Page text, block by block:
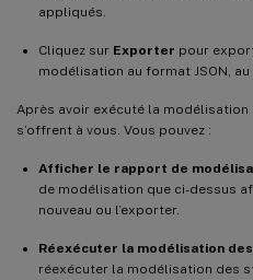
appliqués.
Cliquez sur Exporter pour
modélisation au format JSON,
Après avoir exécuté la
s’offrent à vous. Vous pouvez :
Afficher le rapport de
de modélisation que ci-dessus
nouveau ou l’exporter.
Réexécuter la modélisation
réexécuter la modélisation des